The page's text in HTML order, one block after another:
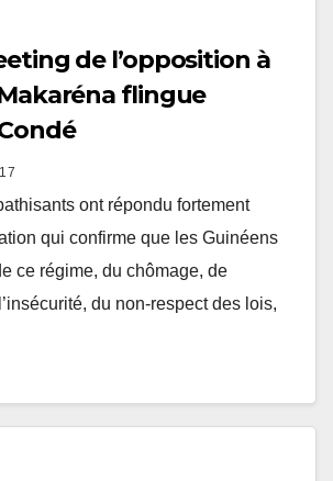
de l’opposition à
flingue
ont répondu fortement
qui confirme que les Guinéens
ce régime, du chômage, de
du non-respect des lois,